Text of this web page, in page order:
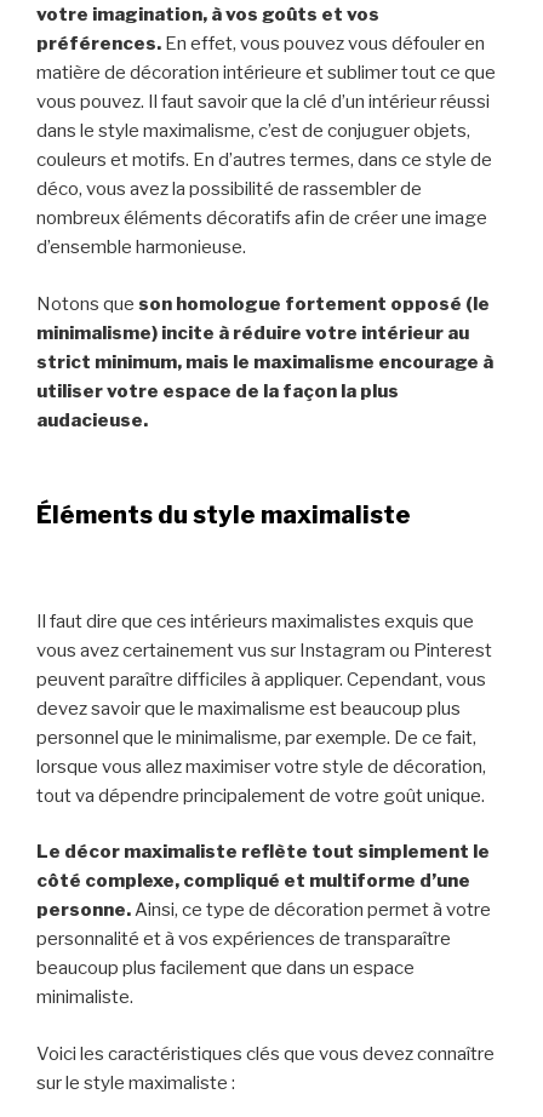
votre imagination, à vos goûts et vos
préférences. En effet, vous pouvez vous défouler en
matière de décoration intérieure et sublimer tout ce que
vous pouvez. Il faut savoir que la clé d’un intérieur réussi
dans le style maximalisme, c’est de conjuguer objets,
couleurs et motifs. En d’autres termes, dans ce style de
déco, vous avez la possibilité de rassembler de
nombreux éléments décoratifs afin de créer une image
d’ensemble harmonieuse.
Notons que son homologue fortement opposé (le
minimalisme) incite à réduire votre intérieur au
strict minimum, mais le maximalisme encourage à
utiliser votre espace de la façon la plus
audacieuse.
Éléments du style maximaliste
Il faut dire que ces intérieurs maximalistes exquis que
vous avez certainement vus sur Instagram ou Pinterest
peuvent paraître difficiles à appliquer. Cependant, vous
devez savoir que le maximalisme est beaucoup plus
personnel que le minimalisme, par exemple. De ce fait,
lorsque vous allez maximiser votre style de décoration,
tout va dépendre principalement de votre goût unique.
Le décor maximaliste reflète tout simplement le
côté complexe, compliqué et multiforme d’une
personne.Ainsi, ce type de décoration permet à votre
personnalité et à vos expériences de transparaître
beaucoup plus facilement que dans un espace
minimaliste.
Voici les caractéristiques clés que vous devez connaître
sur le style maximaliste :